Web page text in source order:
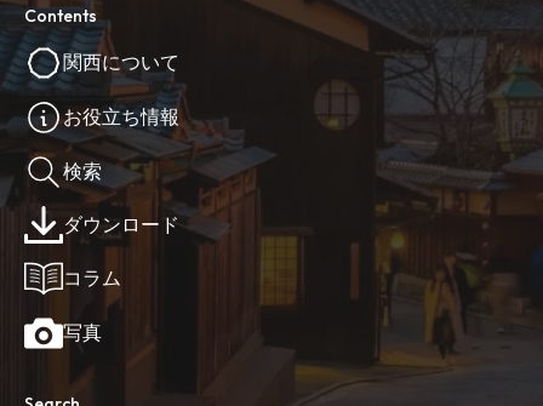
Contents
関西について
お役立ち情報
検索
ダウンロード
コラム
写真